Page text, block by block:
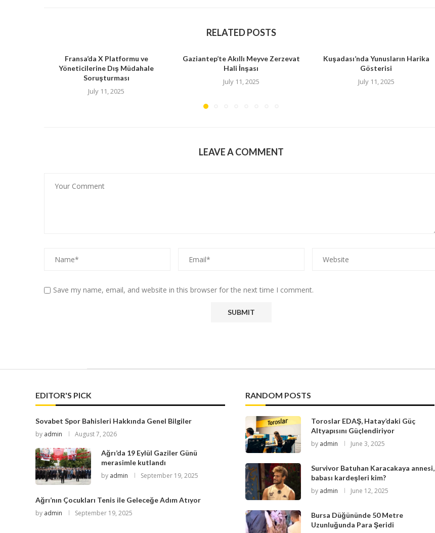
RELATED POSTS
Fransa’da X Platformu ve
Yöneticilerine Dış Müdahale
Soruşturması
July 11, 2025
Gaziantep’te Akıllı Meyve Zerzevat
Hali İnşası
July 11, 2025
Kuşadası’nda Yunusların Harika
Gösterisi
July 11, 2025
LEAVE A COMMENT
Save my name, email, and website in this browser for the next time I comment.
EDITOR'S PICK
Sovabet Spor Bahisleri Hakkında Genel Bilgiler
by admin August 7, 2026
Ağrı’da 19 Eylül Gaziler Günü
merasimle kutlandı
by admin September 19, 2025
Ağrı’nın Çocukları Tenis ile Geleceğe Adım Atıyor
by admin September 19, 2025
RANDOM POSTS
Toroslar EDAŞ, Hatay’daki Güç
Altyapısını Güçlendiriyor
by admin June 3, 2025
Survivor Batuhan Karacakaya annesi,
babası kardeşleri kim?
by admin June 12, 2025
Bursa Düğününde 50 Metre
Uzunluğunda Para Şeridi